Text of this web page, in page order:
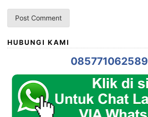
HUBUNGI KAMI
085771062589